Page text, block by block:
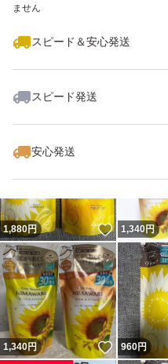
ません
スピード＆安心発送
スピード発送
安心発送
1,880円 いいね！
1,340円
1,340円 いいね！
960円